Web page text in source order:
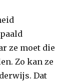
ze moet die
Zo kan ze
Dat